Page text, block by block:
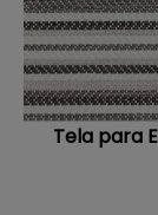
Tela para